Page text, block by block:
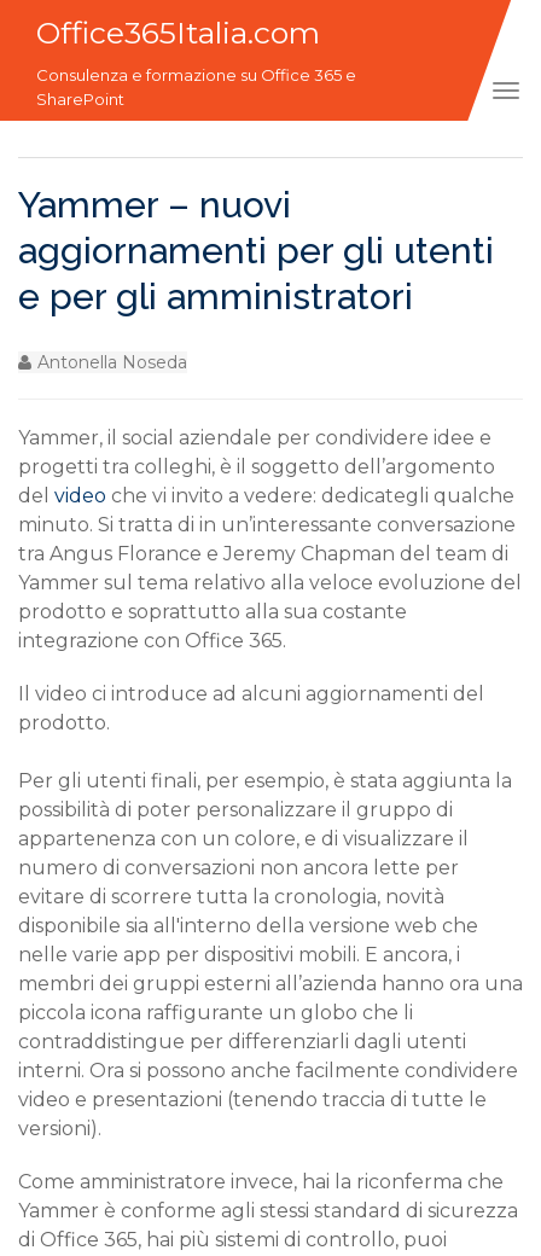
Office365Italia.com
Consulenza e formazione su Office 365 e
SharePoint
Yammer – nuovi
aggiornamenti per gli utenti
e per gli amministratori
Antonella Noseda
Yammer, il social aziendale per condividere idee e
progetti tra colleghi, è il soggetto dell’argomento
del video che vi invito a vedere: dedicategli qualche
minuto. Si tratta di in un’interessante conversazione
tra Angus Florance e Jeremy Chapman del team di
Yammer sul tema relativo alla veloce evoluzione del
prodotto e soprattutto alla sua costante
integrazione con Office 365.
Il video ci introduce ad alcuni aggiornamenti del
prodotto.
Per gli utenti finali, per esempio, è stata aggiunta la
possibilità di poter personalizzare il gruppo di
appartenenza con un colore, e di visualizzare il
numero di conversazioni non ancora lette per
evitare di scorrere tutta la cronologia, novità
disponibile sia all'interno della versione web che
nelle varie app per dispositivi mobili. E ancora, i
membri dei gruppi esterni all’azienda hanno ora una
piccola icona raffigurante un globo che li
contraddistingue per differenziarli dagli utenti
interni. Ora si possono anche facilmente condividere
video e presentazioni (tenendo traccia di tutte le
versioni).
Come amministratore invece, hai la riconferma che
Yammer è conforme agli stessi standard di sicurezza
di Office 365, hai più sistemi di controllo, puoi